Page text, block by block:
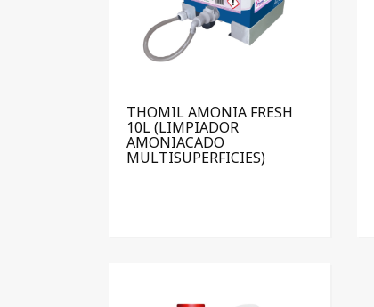
THOMIL AMONIA FRESH
10L (LIMPIADOR
AMONIACADO
MULTISUPERFICIES)